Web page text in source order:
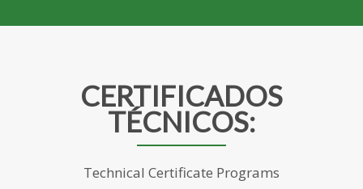
CERTIFICADOS
TÉCNICOS:
Technical Certificate Programs